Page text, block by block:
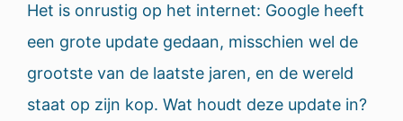
Het is onrustig op het internet: Google heeft
een grote update gedaan, misschien wel de
grootste van de laatste jaren, en de wereld
staat op zijn kop. Wat houdt deze update in?